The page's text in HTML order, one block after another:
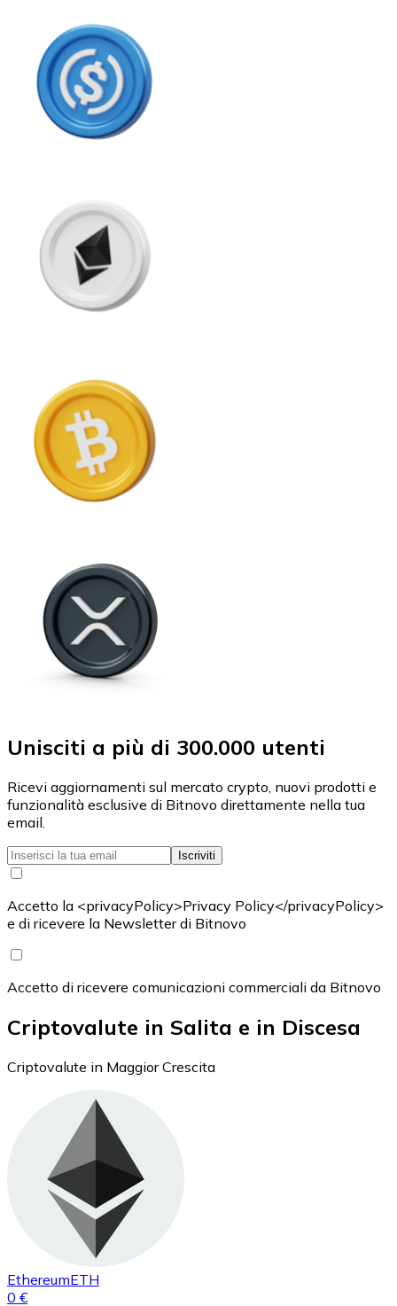
Unisciti a più di 300.000 utenti
Ricevi aggiornamenti sul mercato crypto, nuovi prodotti e
funzionalità esclusive di Bitnovo direttamente nella tua
email.
Iscriviti
Accetto la <privacyPolicy>Privacy Policy</privacyPolicy>
e di ricevere la Newsletter di Bitnovo
Accetto di ricevere comunicazioni commerciali da Bitnovo
Criptovalute in Salita e in Discesa
Criptovalute in Maggior Crescita
EthereumETH
0 €